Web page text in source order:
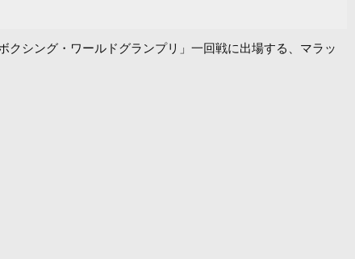
シング・ワールドグランプリ」一回戦に出場する、マラッ